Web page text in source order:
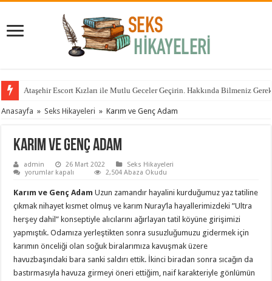
Anadolu Yakasının Aranan ama Bulunamayan Çıtırları Hangi Sitelerde?
Anasayfa » Seks Hikayeleri » Karım ve Genç Adam
Karım ve Genç Adam
admin 26 Mart 2022
Seks Hikayeleri
Karım
Adam
için
yorumlar kapalı 2,504 Abaza Okudu
Karım ve Genç Adam Uzun zamandır hayalini kurduğumuz yaz tatiline
çıkmak nihayet kısmet olmuş ve karım Nuray’la hayallerimizdeki ”Ultra
herşey dahil” konseptiyle alıcılarını ağırlayan tatil köyüne girişimizi
yapmıştık. Odamıza yerleştikten sonra susuzluğumuzu gidermek için
karımın önceliği olan soğuk biralarımıza kavuşmak üzere
havuzbaşındaki bara sanki saldırı ettik. İkinci biradan sonra sıcağın da
bastırmasıyla havuza girmeyi öneri ettiğim, naif karakteriyle gönlümün